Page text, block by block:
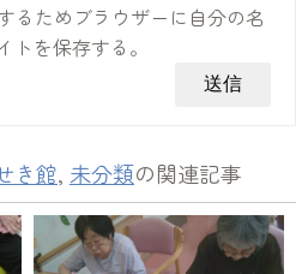
るためブラウザーに自分の名
を保存する。
き館, 未分類の関連記事